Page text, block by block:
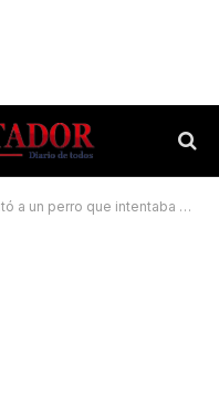
que intentaba cruzar la calle